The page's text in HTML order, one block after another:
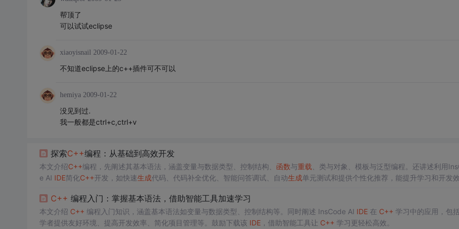
帮顶了
可以试试eclipse
xiaoyisnail 2009-01-22
不知道eclipse上的c++插件可不可以
hemiya 2009-01-22
没见到过.
我一般都是ctrl+c,ctrl+v
探索C++编程：从基础到高效开发
本文介绍C++编程，先阐述其基本语法，涵盖变量与数据类型、控制结构、 函数与重载 、类与对象、模板与泛型编程。还讲述利用
e AI IDE简化C++开发，如快速生成代码、代码补全优化、智能问答调试、自动生成单元测试和提供个性化推荐，能提升学习和开发效
C++ 编程入门：掌握基本语法，借助智能工具加速学习
本文介绍 C++ 编程入门知识，涵盖基本语法如变量与数据类型、控制结构等。同时阐述 InsCode AI IDE在 C++ 学习中的应用，包
学者提供友好环境、提高开发效率、简化项目管理等。鼓励下载该 IDE，借助智能工具让 C++ 学习更轻松高效。